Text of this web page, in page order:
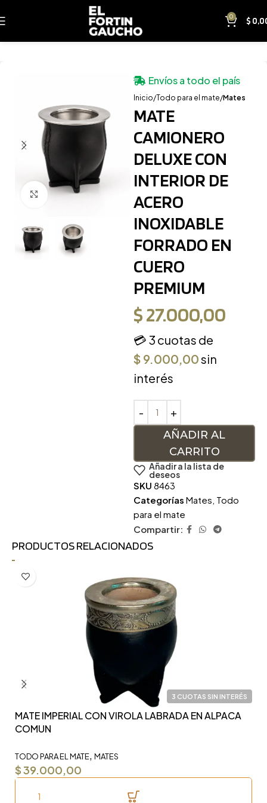
0 $
Clic para ampliar
Inicio Todo para el mate Mates
Envíos a todo el país
MATE
CAMIONERO
DELUXE CON
INTERIOR DE
ACERO
INOXIDABLE
FORRADO EN
CUERO
PREMIUM
$27.000,00
💳 3 cuotas de
$ 9.000,00sin
interés
AÑADIR AL
CARRITO
Añadir a la lista de
deseos
SKU 8463
Categorías Mates, Todo
para el mate
Compartir:
PRODUCTOS RELACIONADOS
3 CUOTAS SIN INTERÉS
MATE IMPERIAL CON VIROLA LABRADA EN ALPACA
COMUN
TODO PARA EL MATE, MATES
$39.000,00